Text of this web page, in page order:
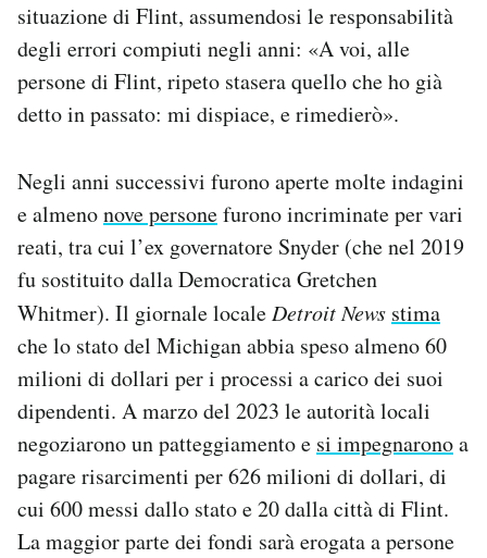
situazione di Flint, assumendosi le responsabilità
degli errori compiuti negli anni: «A voi, alle
persone di Flint, ripeto stasera quello che ho già
detto in passato: mi dispiace, e rimedierò».
Negli anni successivi furono aperte molte indagini
e almenonove personefurono incriminate per vari
reati, tra cui l’ex governatore Snyder (che nel 2019
fu sostituito dalla Democratica Gretchen
Whitmer). Il giornale localeDetroit News stima
che lo stato del Michigan abbia speso almeno 60
milioni di dollari per i processi a carico dei suoi
dipendenti. A marzo del 2023 le autorità locali
negoziarono un patteggiamento e si impegnaronoa
pagare risarcimenti per 626 milioni di dollari, di
cui 600 messi dallo stato e 20 dalla città di Flint.
La maggior parte dei fondi sarà erogata a persone